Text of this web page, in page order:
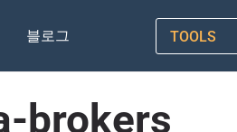
블로그 TOOLS
brokers